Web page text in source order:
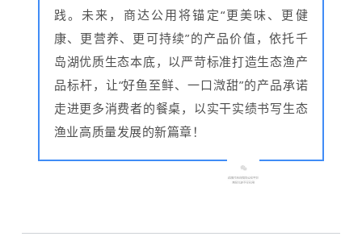
践。未来，商达公用将锚定“更美味、更健
康、更营养、更可持续”的产品价值，依托千
岛湖优质生态本底，以严苛标准打造生态渔产
品标杆，让“好鱼至鲜、一口溦甜”的产品承诺
走进更多消费者的餐桌，以实干实绩书写生态
渔业高质量发展的新篇章！